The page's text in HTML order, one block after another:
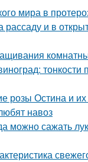
мира в
рассаду и в
тонкости
розы Остина и их
навоз
можно сажать